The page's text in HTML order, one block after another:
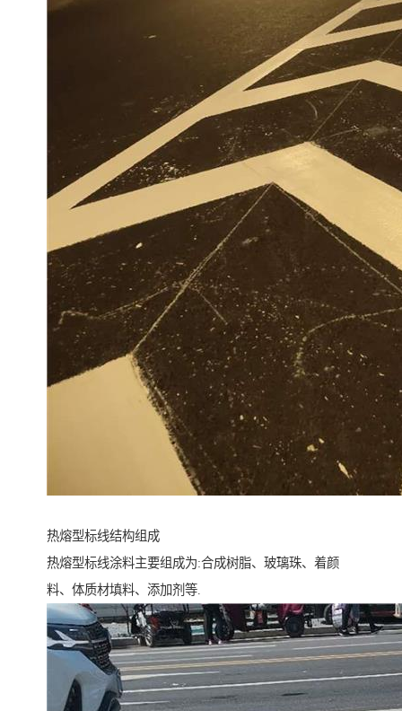
热熔型标线结构组成
热熔型标线涂料主要组成为:合成树脂、玻璃珠、着颜
料、体质材填料、添加剂等.